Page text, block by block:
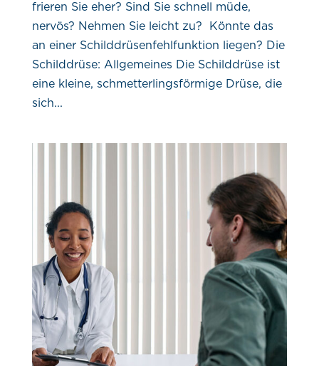
frieren Sie eher? Sind Sie schnell müde,
nervös? Nehmen Sie leicht zu? Könnte das
an einer Schilddrüsenfehlfunktion liegen? Die
Schilddrüse: Allgemeines Die Schilddrüse ist
eine kleine, schmetterlingsförmige Drüse, die
sich...